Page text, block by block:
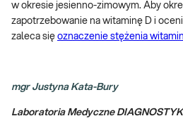
w okresie jesienno-zimowym. Aby
zapotrzebowanie na witaminę D i
zaleca się oznaczenie stężenia
mgr Justyna Kata-Bury
Laboratoria Medyczne